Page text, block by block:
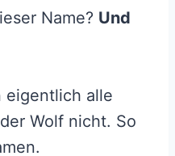
Name? Und
eigentlich alle
Wolf nicht. So